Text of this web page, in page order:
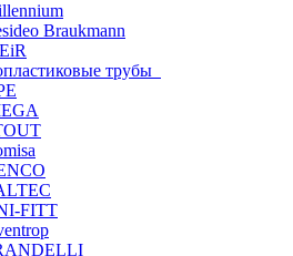
Braukmann
трубы
FITT